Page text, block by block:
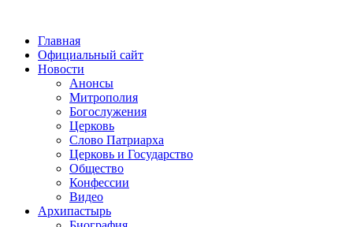
Главная
Официальный сайт
Новости
Анонсы
Митрополия
Богослужения
Церковь
Слово Патриарха
Церковь и Государство
Общество
Конфессии
Видео
Архипастырь